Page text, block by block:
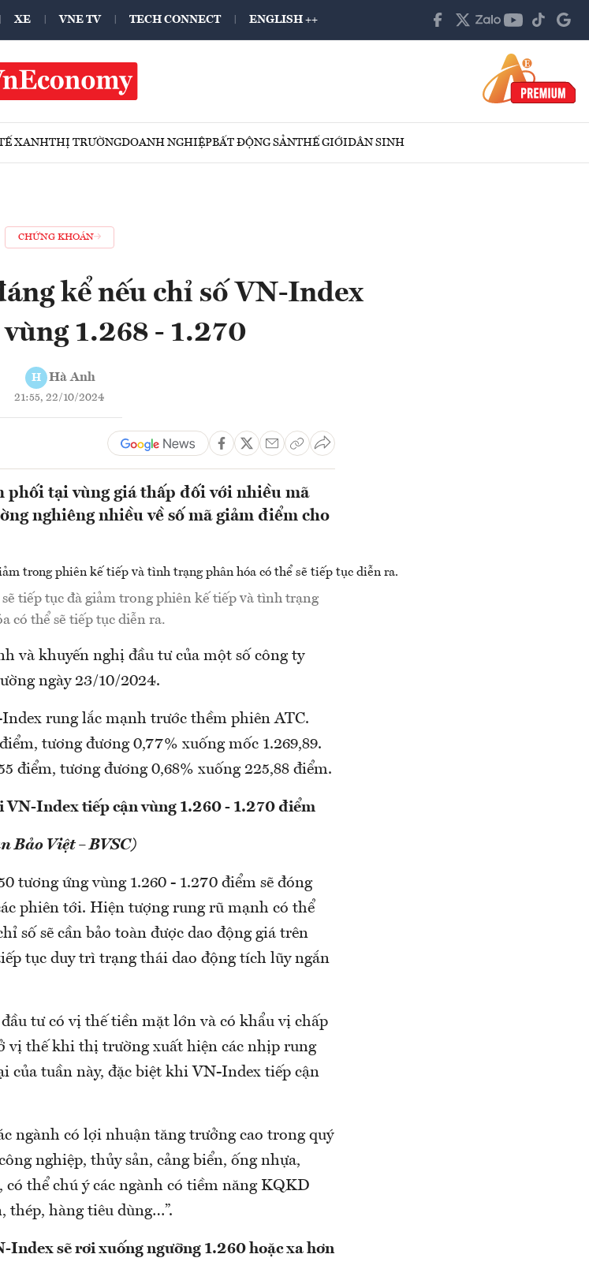
XE VNE TV TECH CONNECT ENGLISH ++
XANHTHỊ TRƯỜNGDOANH NGHIỆPBẤT ĐỘNG SẢNTHẾ GIỚIDÂN SINH
CHỨNG KHOÁN
kể nếu chỉ số VN-Index
1.268 - 1.270
H Hà Anh
21:55, 22/10/2024
phối tại vùng giá thấp đối với nhiều mã
nghiêng nhiều về số mã giảm điểm cho
tiếp tục đà giảm trong phiên kế tiếp và tình trạng
có thể sẽ tiếp tục diễn ra.
và khuyến nghị đầu tư của một số công ty
ngày 23/10/2024.
rung lắc mạnh trước thềm phiên ATC.
tương đương 0,77% xuống mốc 1.269,89.
điểm, tương đương 0,68% xuống 225,88 điểm.
VN-Index tiếp cận vùng 1.260 - 1.270 điểm
Bảo Việt – BVSC)
tương ứng vùng 1.260 - 1.270 điểm sẽ đóng
phiên tới. Hiện tượng rung rũ mạnh có thể
số sẽ cần bảo toàn được dao động giá trên
tục duy trì trạng thái dao động tích lũy ngắn
tư có vị thế tiền mặt lớn và có khẩu vị chấp
vị thế khi thị trường xuất hiện các nhịp rung
của tuần này, đặc biệt khi VN-Index tiếp cận
ngành có lợi nhuận tăng trưởng cao trong quý
nghiệp, thủy sản, cảng biển, ống nhựa,
thể chú ý các ngành có tiềm năng KQKD
thép, hàng tiêu dùng…”.
Index sẽ rơi xuống ngưỡng 1.260 hoặc xa hơn